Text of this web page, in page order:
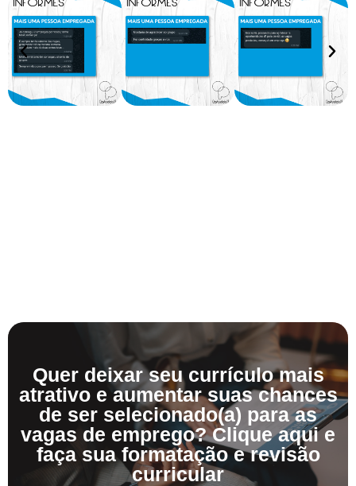
Quer deixar seu currículo mais
atrativo e aumentar suas chances
de ser selecionado(a) para as
vagas de emprego? Clique aqui e
faça sua formatação e revisão
curricular